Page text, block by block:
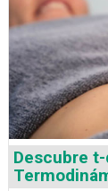
Descubre